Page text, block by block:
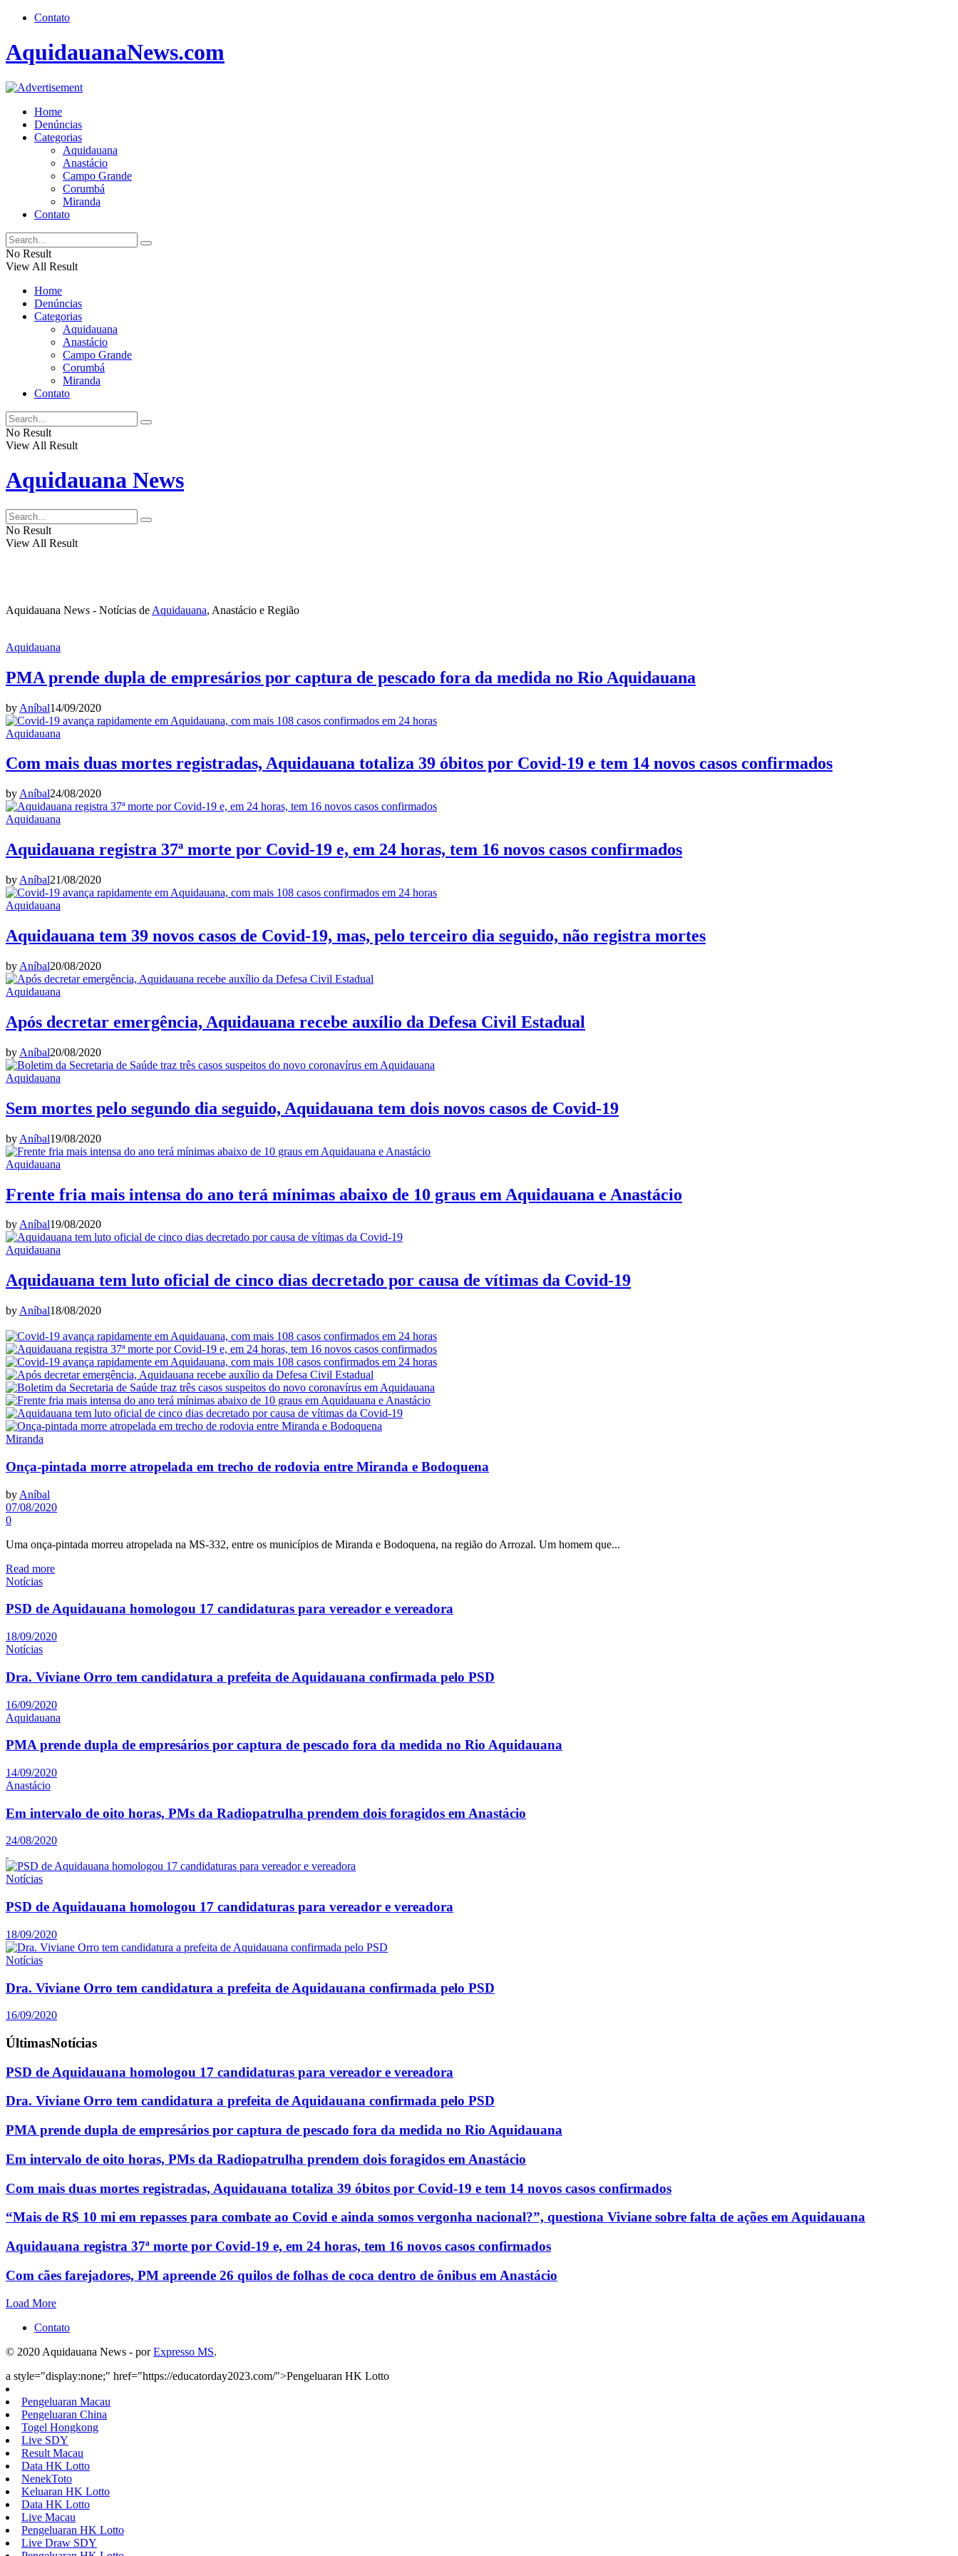
Contato
AquidauanaNews.com
Home
Denúncias
Categorias
Aquidauana
Anastácio
Campo Grande
Corumbá
Miranda
Contato
No Result
View All Result
Home
Denúncias
Categorias
Aquidauana
Anastácio
Campo Grande
Corumbá
Miranda
Contato
No Result
View All Result
Aquidauana News
No Result
View All Result
Aquidauana News - Notícias de Aquidauana, Anastácio e Região
Aquidauana
PMA prende dupla de empresários por captura de pescado fora da medida no Rio Aquidauana
by Aníbal14/09/2020
Aquidauana
Com mais duas mortes registradas, Aquidauana totaliza 39 óbitos por Covid-19 e tem 14 novos casos confirmados
by Aníbal24/08/2020
Aquidauana
Aquidauana registra 37ª morte por Covid-19 e, em 24 horas, tem 16 novos casos confirmados
by Aníbal21/08/2020
Aquidauana
Aquidauana tem 39 novos casos de Covid-19, mas, pelo terceiro dia seguido, não registra mortes
by Aníbal20/08/2020
Aquidauana
Após decretar emergência, Aquidauana recebe auxílio da Defesa Civil Estadual
by Aníbal20/08/2020
Aquidauana
Sem mortes pelo segundo dia seguido, Aquidauana tem dois novos casos de Covid-19
by Aníbal19/08/2020
Aquidauana
Frente fria mais intensa do ano terá mínimas abaixo de 10 graus em Aquidauana e Anastácio
byAníbal19/08/2020
Aquidauana
Aquidauana tem luto oficial de cinco dias decretado por causa de vítimas da Covid-19
by Aníbal18/08/2020
Miranda
Onça-pintada morre atropelada em trecho de rodovia entre Miranda e Bodoquena
by Aníbal
07/08/2020
0
Uma onça-pintada morreu atropelada na MS-332, entre os municípios de Miranda e Bodoquena, na região do Arrozal. Um homem que...
Read more
Notícias
PSD de Aquidauana homologou 17 candidaturas para vereador e vereadora
18/09/2020
Notícias
Dra. Viviane Orro tem candidatura a prefeita de Aquidauana confirmada pelo PSD
16/09/2020
Aquidauana
PMA prende dupla de empresários por captura de pescado fora da medida no Rio Aquidauana
14/09/2020
Anastácio
Em intervalo de oito horas, PMs da Radiopatrulha prendem dois foragidos em Anastácio
24/08/2020
Notícias
PSD de Aquidauana homologou 17 candidaturas para vereador e vereadora
18/09/2020
Notícias
Dra. Viviane Orro tem candidatura a prefeita de Aquidauana confirmada pelo PSD
16/09/2020
ÚltimasNotícias
PSD de Aquidauana homologou 17 candidaturas para vereador e vereadora
Dra. Viviane Orro tem candidatura a prefeita de Aquidauana confirmada pelo PSD
PMA prende dupla de empresários por captura de pescado fora da medida no Rio Aquidauana
Em intervalo de oito horas, PMs da Radiopatrulha prendem dois foragidos em Anastácio
Com mais duas mortes registradas, Aquidauana totaliza 39 óbitos por Covid-19 e tem 14 novos casos confirmados
“Mais de R$ 10 mi em repasses para combate ao Covid e ainda somos vergonha nacional?”, questiona Viviane sobre falta de ações em Aquidauana
Aquidauana registra 37ª morte por Covid-19 e, em 24 horas, tem 16 novos casos confirmados
Com cães farejadores, PM apreende 26 quilos de folhas de coca dentro de ônibus em Anastácio
Load More
Contato
© 2020 Aquidauana News - porExpresso MS.
a style="display:none;" href="https://educatorday2023.com/">Pengeluaran HK Lotto
Pengeluaran Macau
Pengeluaran China
Togel Hongkong
Live SDY
Result Macau
Data HK Lotto
NenekToto
Keluaran HK Lotto
Data HK Lotto
Live Macau
Pengeluaran HK Lotto
Live Draw SDY